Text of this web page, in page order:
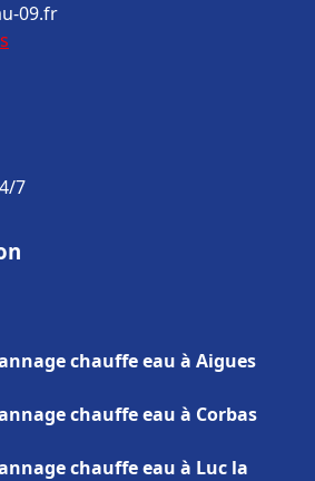
09.fr
7
chauffe eau à Aigues
chauffe eau à Corbas
chauffe eau à Luc la